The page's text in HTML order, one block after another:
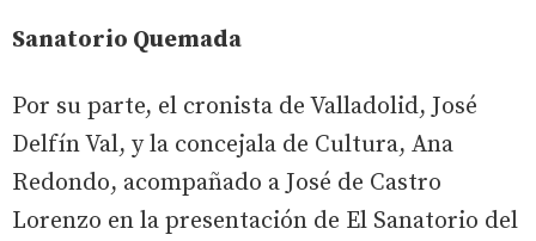
Sanatorio Quemada
Por su parte, el cronista de Valladolid, José
Delfín Val, y la concejala de Cultura, Ana
Redondo, acompañado a José de Castro
Lorenzo en la presentación de El Sanatorio del